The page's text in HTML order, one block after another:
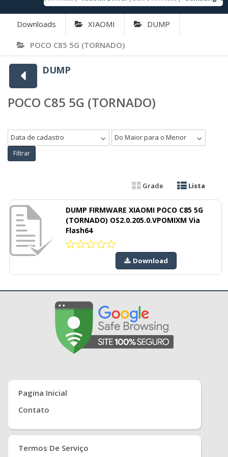
Downloads XIAOMI DUMP
POCO C85 5G (TORNADO)
DUMP
POCO C85 5G (TORNADO)
Data de cadastro Do Maior para o Menor
Filtrar
Grade Lista
DUMP FIRMWARE XIAOMI POCO C85 5G
(TORNADO) OS2.0.205.0.VPOMIXM Via
Flash64
Download
Pagina Inicial
Contato
Termos De Serviço